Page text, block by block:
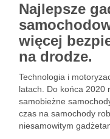
Najlepsze
więcej
na drodze.
Technologia i
latach. Do końca 2020
samobieżne
czas na samochody
niesamowitym